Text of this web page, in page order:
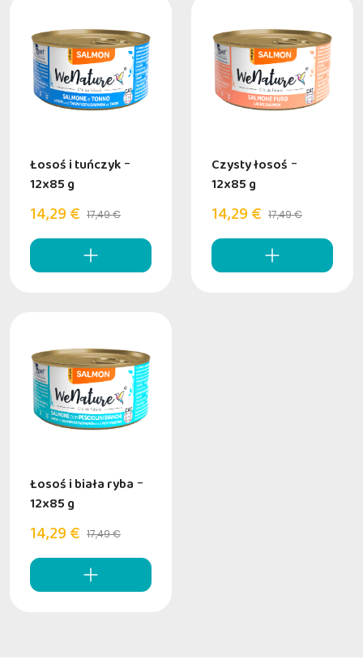
Łosoś i tuńczyk -
12x85 g
14,29 € 17,49 €
Czysty łosoś -
12x85 g
14,29 € 17,49 €
Łosoś i biała ryba -
12x85 g
14,29 € 17,49 €